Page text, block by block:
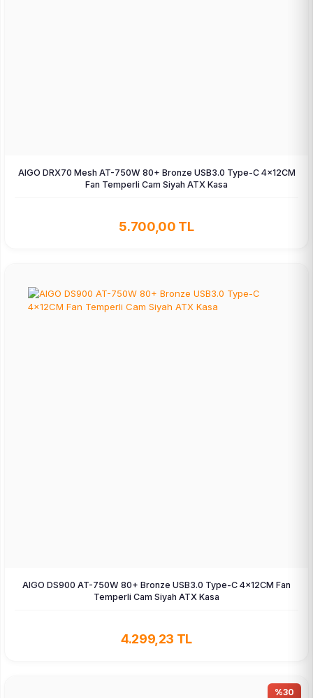
AIGO DRX70 Mesh AT-750W 80+ Bronze USB3.0 Type-C 4×12CM
Fan Temperli Cam Siyah ATX Kasa
5.700,00 TL
AIGO DS900 AT-750W 80+ Bronze USB3.0 Type-C 4×12CM Fan
Temperli Cam Siyah ATX Kasa
4.299,23 TL
%30